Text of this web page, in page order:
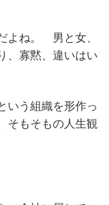
よね。 男と女、
、寡黙、違いはい
いう組織を形作っ
そもそもの人生観